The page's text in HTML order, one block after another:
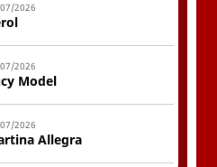
2026
2026
Model
2026
Allegra